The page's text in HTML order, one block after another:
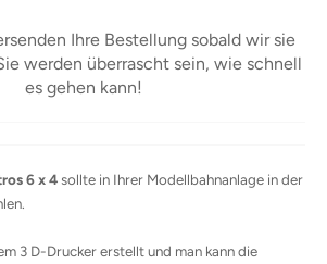
Ihre Bestellung sobald wir sie
werden überrascht sein, wie schnell
es gehen kann!
6 x 4sollte in Ihrer Modellbahnanlage in der
3 D-Drucker erstellt und man kann die